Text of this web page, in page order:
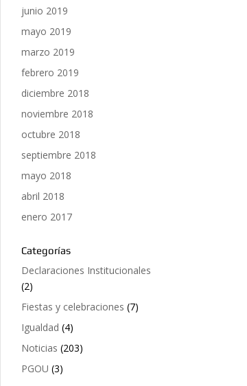
junio 2019
mayo 2019
marzo 2019
febrero 2019
diciembre 2018
noviembre 2018
octubre 2018
septiembre 2018
mayo 2018
abril 2018
enero 2017
Categorías
Declaraciones Institucionales
(2)
Fiestas y celebraciones (7)
Igualdad (4)
Noticias (203)
PGOU (3)